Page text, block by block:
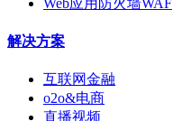
解决方案
互联网金融
o2o&电商
直播视频